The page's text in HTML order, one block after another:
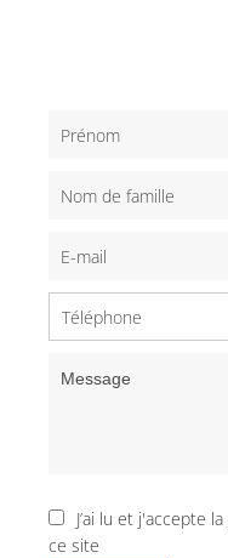
J’ai lu et j'accepte la
ce site